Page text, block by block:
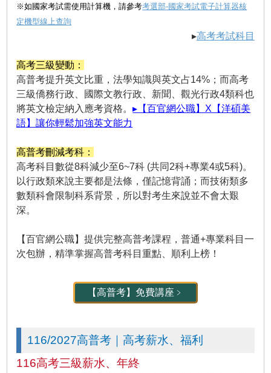
※如國家考試需使用計算機，請參考考選部-國家考試電子計算器核
定機型線上查詢
▸高考考試科目
高考三級變動：
高普考提升英文比重，法學知識與英文占14%；而高考
三級僑務行政、國際文教行政、新聞、觀光行政4類科也
將英文檢定納入應考資格。▸【百官網公職】X【洋碩美
語】讓你輕鬆加強英文能力
高普考刪減考科：
高考科目數從8科減少至6~7科 (共同2科+專業4或5科)。
以行政類來說主要都是法條，僅記憶背誦；而技術類多
數類科會限制科系背景，所以對考生來說並不會太艱
深。
【百官網公職】提供完整高普考課程，普通+專業科目一
次包辦，精準掌握高普考科目重點、順利上榜！
【高普考】免費講座﹥
116/2027高普考｜高考薪水、福利
116高考三級薪水、年終